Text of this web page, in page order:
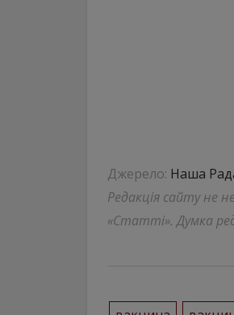
Джерело: Наша
Редакція сайту не
«Статті». Думка